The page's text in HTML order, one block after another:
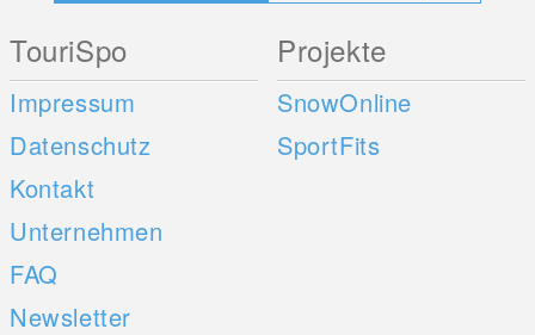
TouriSpo
Impressum
Datenschutz
Kontakt
Unternehmen
FAQ
Newsletter
Projekte
SnowOnline
SportFits